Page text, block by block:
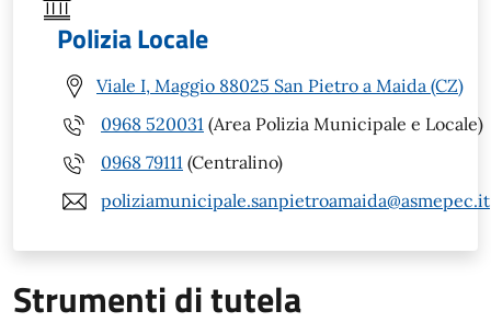
Polizia Locale
Viale I, Maggio 88025 San Pietro a Maida (CZ)
0968 520031 (Area Polizia Municipale e Locale)
0968 79111 (Centralino)
poliziamunicipale.sanpietroamaida@asmepec.it
Strumenti di tutela